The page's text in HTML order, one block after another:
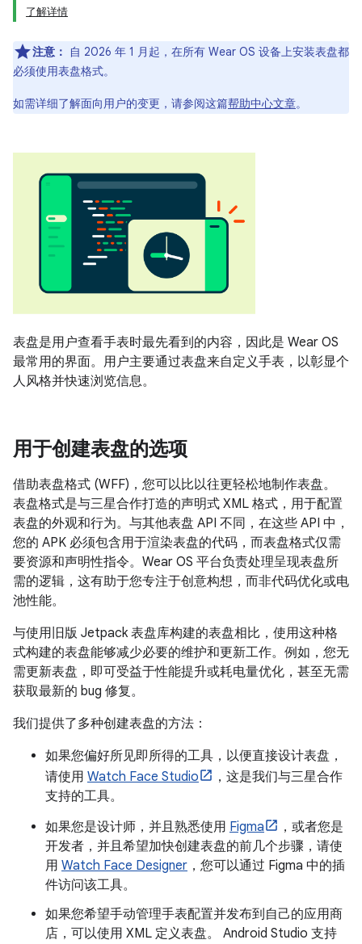
了解详情
注意：
自 2026 年 1 月起，在所有 Wear OS 设备上安装表盘都
必须使用表盘格式。
如需详细了解面向用户的变更，请参阅这篇帮助中心文章。
表盘是用户查看手表时最先看到的内容，因此是 Wear OS
最常用的界面。用户主要通过表盘来自定义手表，以彰显个
人风格并快速浏览信息。
用于创建表盘的选项
借助表盘格式 (WFF)，您可以比以往更轻松地制作表盘。
表盘格式是与三星合作打造的声明式 XML 格式，用于配置
表盘的外观和行为。与其他表盘 API 不同，在这些 API 中，
您的 APK 必须包含用于渲染表盘的代码，而表盘格式仅需
要资源和声明性指令。Wear OS 平台负责处理呈现表盘所
需的逻辑，这有助于您专注于创意构想，而非代码优化或电
池性能。
与使用旧版 Jetpack 表盘库构建的表盘相比，使用这种格
式构建的表盘能够减少必要的维护和更新工作。例如，您无
需更新表盘，即可受益于性能提升或耗电量优化，甚至无需
获取最新的 bug 修复。
我们提供了多种创建表盘的方法：
如果您偏好所见即所得的工具，以便直接设计表盘，
请使用 Watch Face Studio
，这是我们与三星合作
支持的工具。
如果您是设计师，并且熟悉使用 Figma
，或者您是
开发者，并且希望加快创建表盘的前几个步骤，请使
用 Watch Face Designer ，您可以通过 Figma 中的插
件访问该工具。
如果您希望手动管理手表配置并发布到自己的应用商
店，可以使用 XML 定义表盘。 Android Studio 支持